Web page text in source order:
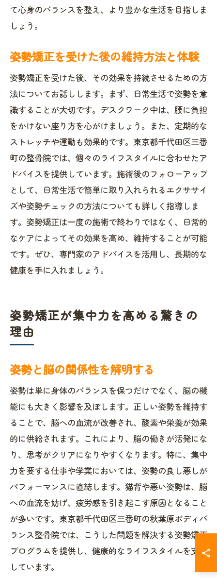
て心身のバランスを整え、より豊かな生活を目指しま
しょう。
姿勢矯正を受けた後の維持方法と体験
姿勢矯正を受けた後、その効果を持続させるための方
法についてお話しします。まず、日常生活で姿勢を意
識することが大切です。デスクワーク中は、腰に負担
をかけない座り方を心がけましょう。また、定期的な
ストレッチや運動も効果的です。東京都千代田区三番
町の整骨院では、個々のライフスタイルに合わせたア
ドバイスを提供しています。施術後のフォローアップ
として、日常生活で簡単に取り入れられるエクササイ
ズや姿勢チェックの方法についても詳しく指導しま
す。姿勢矯正は一度の施術で終わりではなく、日常的
なケアによってその効果を高め、維持することが可能
です。ぜひ、専門家のアドバイスを活用し、長期的な
健康を手に入れましょう。
姿勢矯正が集中力を高める驚きの
理由
姿勢と脳の関係性を解明する
姿勢は単に身体のバランスを保つだけでなく、脳の機
能にも大きく影響を及ぼします。正しい姿勢を維持す
ることで、脳への血流が改善され、酸素や栄養が効果
的に供給されます。これにより、脳の働きが活発にな
り、思考がクリアになりやすくなります。特に、集中
力を要する仕事や学業においては、姿勢の良し悪しが
パフォーマンスに直結します。猫背や悪い姿勢は、脳
への血流を妨げ、疲労感を引き起こす原因となること
が多いです。東京都千代田区三番町の秋葉原ボディバ
ランス整骨院では、こうした問題を解決する姿勢矯正
プログラムを提供し、健康的なライフスタイルを支援
しています。